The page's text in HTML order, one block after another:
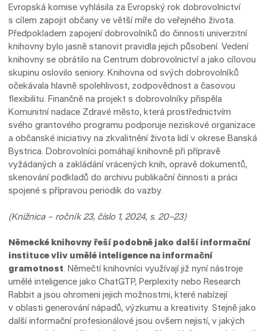
Evropská komise vyhlásila za Evropský rok dobrovolnictví
s cílem zapojit občany ve větší míře do veřejného života.
Předpokladem zapojení dobrovolníků do činnosti univerzitní
knihovny bylo jasně stanovit pravidla jejich působení. Vedení
knihovny se obrátilo na Centrum dobrovolnictví a jako cílovou
skupinu oslovilo seniory. Knihovna od svých dobrovolníků
očekávala hlavně spolehlivost, zodpovědnost a časovou
flexibilitu. Finančně na projekt s dobrovolníky přispěla
Komunitní nadace Zdravé město, která prostřednictvím
svého grantového programu podporuje neziskové organizace
a občanské iniciativy na zkvalitnění života lidí v okrese Banská
Bystrica. Dobrovolníci pomáhají knihovně při přípravě
vyžádaných a zakládání vrácených knih, opravě dokumentů,
skenování podkladů do archivu publikační činnosti a práci
spojené s přípravou periodik do vazby.
(Knižnica – ročník 23, číslo 1, 2024, s. 20–23)
Německé knihovny řeší podobně jako další informační
instituce vliv umělé inteligence na informační
gramotnost. Němečtí knihovníci využívají již nyní nástroje
umělé inteligence jako ChatGTP, Perplexity nebo Research
Rabbit a jsou ohromeni jejich možnostmi, které nabízejí
v oblasti generování nápadů, výzkumu a kreativity. Stejně jako
další informační profesionálové jsou ovšem nejistí, v jakých